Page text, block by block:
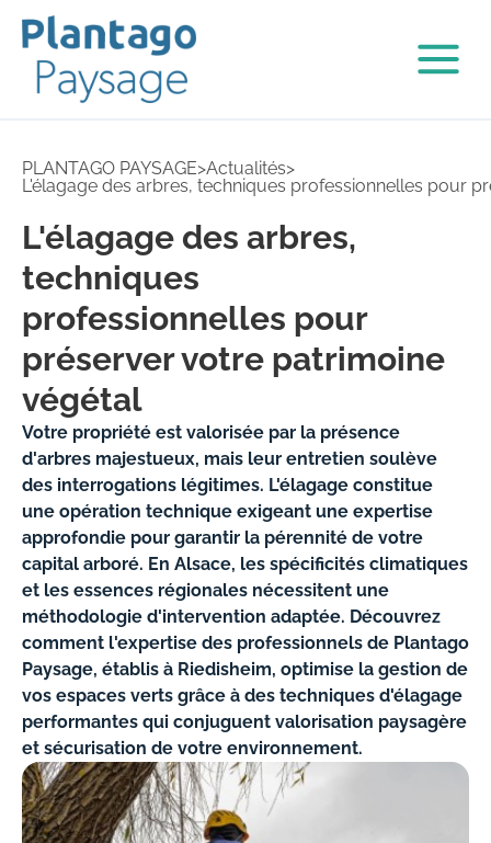
PLANTAGO PAYSAGE>Actualités>
L'élagage des arbres, techniques professionnelles pour
L'élagage des arbres,
techniques
professionnelles pour
préserver votre patrimoine
végétal
Votre propriété est valorisée par la présence
d'arbres majestueux, mais leur entretien soulève
des interrogations légitimes. L'élagage constitue
une opération technique exigeant une expertise
approfondie pour garantir la pérennité de votre
capital arboré. En Alsace, les spécificités climatiques
et les essences régionales nécessitent une
méthodologie d'intervention adaptée. Découvrez
comment l'expertise des professionnels de Plantago
Paysage, établis à Riedisheim, optimise la gestion de
vos espaces verts grâce à des techniques d'élagage
performantes qui conjuguent valorisation paysagère
et sécurisation de votre environnement.